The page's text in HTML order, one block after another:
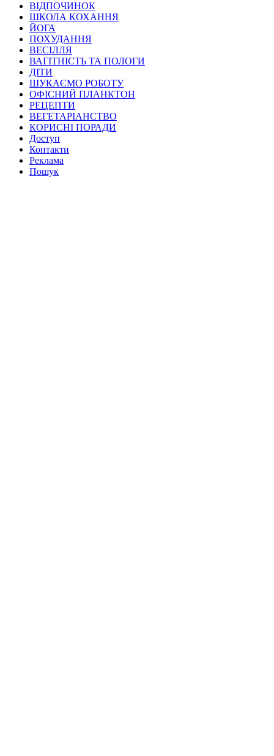
ВІДПОЧИНОК
ШКОЛА КОХАННЯ
ЙОГА
ПОХУДАННЯ
ВЕСІЛЛЯ
ВАГІТНІСТЬ ТА ПОЛОГИ
ДІТИ
ШУКАЄМО РОБОТУ
ОФІСНИЙ ПЛАНКТОН
РЕЦЕПТИ
ВЕГЕТАРІАНСТВО
КОРИСНІ ПОРАДИ
Доступ
Контакти
Реклама
Пошук